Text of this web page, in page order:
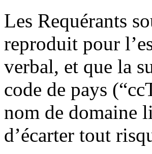
Les Requérants
reproduit pour
verbal, et que la
code de pays
nom de domaine
d’écarter tout